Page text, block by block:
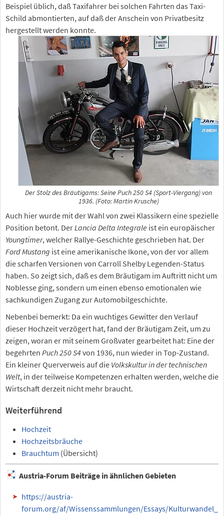
Beispiel üblich, daß Taxifahrer bei solchen Fahrten das Taxi-
Schild abmontierten, auf daß der Anschein von Privatbesitz
hergestellt werden konnte.
Der Stolz des Bräutigams: Seine Puch 250 S4 (Sport-Viergang) von
1936. (Foto: Martin Krusche)
Auch hier wurde mit der Wahl von zwei Klassikern eine spezielle
Position betont. DerLancia Delta Integrale ist ein europäischer
Youngtimer, welcher Rallye-Geschichte geschrieben hat. Der
Ford Mustang ist eine amerikanische Ikone, von der vor allem
die scharfen Versionen von Carroll Shelby Legenden-Status
haben. So zeigt sich, daß es dem Bräutigam im Auftritt nicht um
Noblesse ging, sondern um einen ebenso emotionalen wie
sachkundigen Zugang zur Automobilgeschichte.
Nebenbei bemerkt: Da ein wuchtiges Gewitter den Verlauf
dieser Hochzeit verzögert hat, fand der Bräutigam Zeit, um zu
zeigen, woran er mit seinem Großvater gearbeitet hat: Eine der
begehrten Puch 250 S4 von 1936, nun wieder in Top-Zustand.
Ein kleiner Querverweis auf die Volkskultur in der technischen
Welt, in der teilweise Kompetenzen erhalten werden, welche die
Wirtschaft derzeit nicht mehr braucht.
Weiterführend
Hochzeit
Hochzeitsbräuche
Brauchtum (Übersicht)
Austria-Forum Beiträge in ähnlichen Gebieten
https://austria-
forum.org/af/Wissenssammlungen/Essays/Kulturwandel_